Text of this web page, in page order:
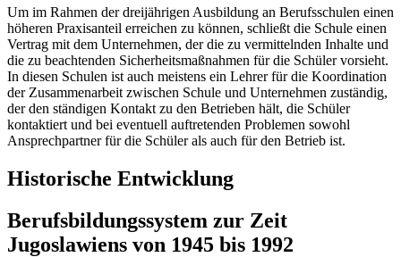
Um im Rahmen der dreijährigen Ausbildung an Berufsschulen einen
höheren Praxisanteil erreichen zu können, schließt die Schule einen
Vertrag mit dem Unternehmen, der die zu vermittelnden Inhalte und
die zu beachtenden Sicherheitsmaßnahmen für die Schüler vorsieht.
In diesen Schulen ist auch meistens ein Lehrer für die Koordination
der Zusammenarbeit zwischen Schule und Unternehmen zuständig,
der den ständigen Kontakt zu den Betrieben hält, die Schüler
kontaktiert und bei eventuell auftretenden Problemen sowohl
Ansprechpartner für die Schüler als auch für den Betrieb ist.
Historische Entwicklung
Berufsbildungssystem zur Zeit
Jugoslawiens von 1945 bis 1992